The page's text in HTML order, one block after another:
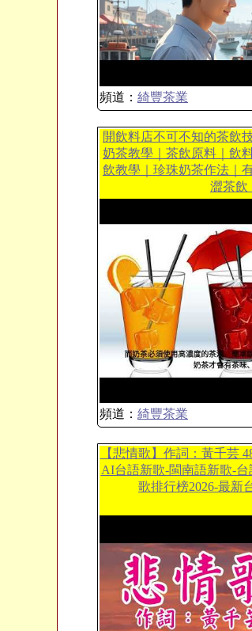
頻道： 綺豐茶業
開飲料店不可不知的茶飲
奶茶教學｜茶飲原料｜飲
飲教學｜珍珠奶茶作法｜
澀茶飲
頻道： 綺豐茶業
【悲情歌】作詞：黃千芸
AI台語新歌-閩南語新歌-
歌排行榜2026-最新